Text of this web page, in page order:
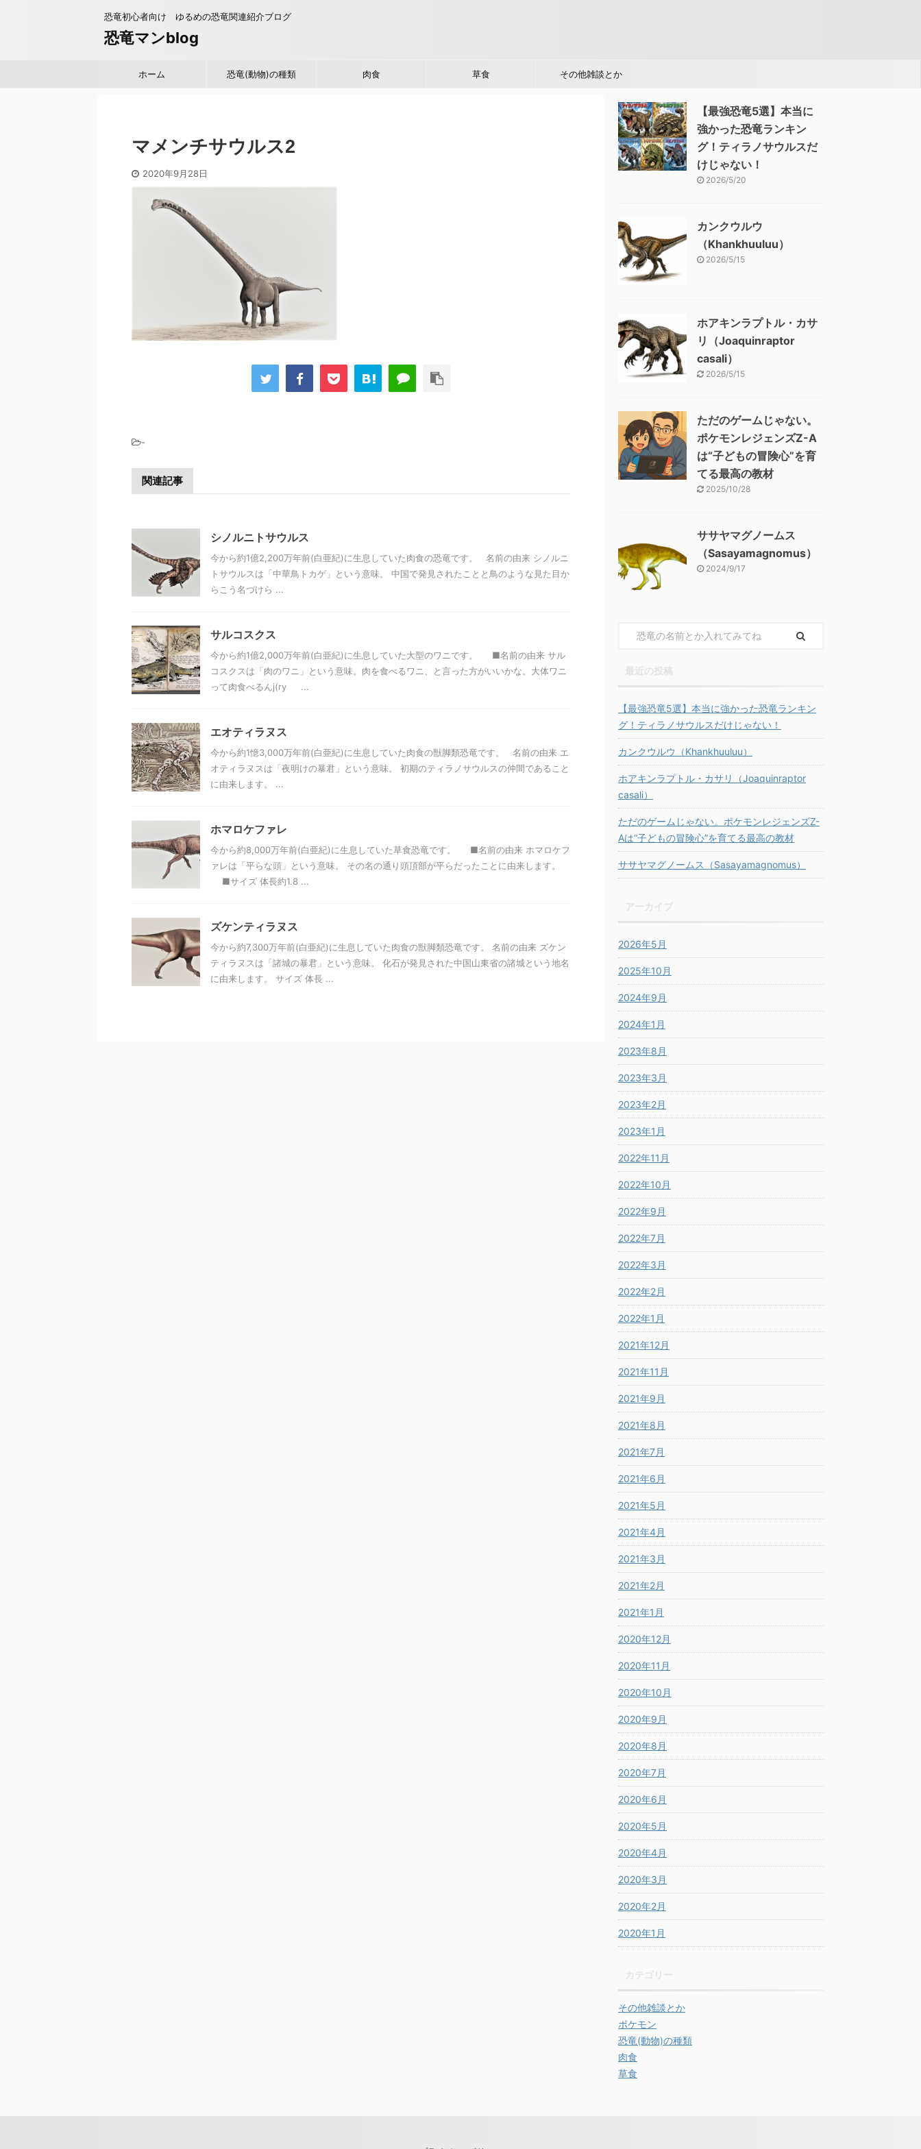
恐竜初心者向け ゆるめの恐竜関連紹介ブログ
恐竜マンblog
ホーム 恐竜(動物)の種類 肉食 草食 その他雑談とか
マメンチサウルス2
2020年9月28日
-
関連記事
シノルニトサウルス
今から約1億2,200万年前(白亜紀)に生息していた肉食の恐竜です。 名前の由来 シノルニ
トサウルスは「中華鳥トカゲ」という意味。 中国で発見されたことと鳥のような見た目か
らこう名づけら ...
サルコスクス
今から約1億2,000万年前(白亜紀)に生息していた大型のワニです。 ■名前の由来 サル
コスクスは「肉のワニ」という意味。肉を食べるワニ、と言った方がいいかな。大体ワニ
って肉食べるんj(ry ...
エオティラヌス
今から約1憶3,000万年前(白亜紀)に生息していた肉食の獣脚類恐竜です。 名前の由来 エ
オティラヌスは「夜明けの暴君」という意味。 初期のティラノサウルスの仲間であること
に由来します。 ...
ホマロケファレ
今から約8,000万年前(白亜紀)に生息していた草食恐竜です。 ■名前の由来 ホマロケフ
ァレは「平らな頭」という意味。 その名の通り頭頂部が平らだったことに由来します。
■サイズ 体長約1.8 ...
ズケンティラヌス
今から約7,300万年前(白亜紀)に生息していた肉食の獣脚類恐竜です。 名前の由来 ズケン
ティラヌスは「諸城の暴君」という意味。 化石が発見された中国山東省の諸城という地名
に由来します。 サイズ 体長 ...
【最強恐竜5選】本当に
強かった恐竜ランキン
グ！ティラノサウルスだ
けじゃない！
2026/5/20
カンクウルウ
（Khankhuuluu）
2026/5/15
ホアキンラプトル・カサ
リ（Joaquinraptor
casali）
2026/5/15
ただのゲームじゃない。
ポケモンレジェンズZ-A
は“子どもの冒険心”を育
てる最高の教材
2025/10/28
ササヤマグノームス
（Sasayamagnomus）
2024/9/17
【最強恐竜5選】本当に強かった恐竜ランキン
グ！ティラノサウルスだけじゃない！
カンクウルウ（Khankhuuluu）
ホアキンラプトル・カサリ（Joaquinraptor
casali）
ただのゲームじゃない。ポケモンレジェンズZ-
Aは“子どもの冒険心”を育てる最高の教材
ササヤマグノームス（Sasayamagnomus）
2026年5月
2025年10月
2024年9月
2024年1月
2023年8月
2023年3月
2023年2月
2023年1月
2022年11月
2022年10月
2022年9月
2022年7月
2022年3月
2022年2月
2022年1月
2021年12月
2021年11月
2021年9月
2021年8月
2021年7月
2021年6月
2021年5月
2021年4月
2021年3月
2021年2月
2021年1月
2020年12月
2020年11月
2020年10月
2020年9月
2020年8月
2020年7月
2020年6月
2020年5月
2020年4月
2020年3月
2020年2月
2020年1月
その他雑談とか
ポケモン
恐竜(動物)の種類
肉食
草食